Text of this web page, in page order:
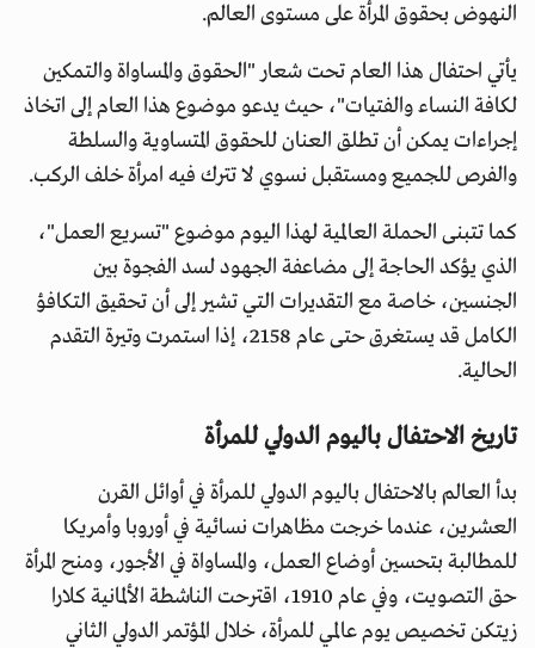
النهوض بحقوق المرأة على مستوى العالم.
يأتي احتفال هذا العام تحت شعار "الحقوق والمساواة والتمكين
لكافة النساء والفتيات"، حيث يدعو موضوع هذا العام إلى اتخاذ
إجراءات يمكن أن تطلق العنان للحقوق المتساوية والسلطة
والفرص للجميع ومستقبل نسوي لا تترك فيه امرأة خلف الركب.
كما تتبنى الحملة العالمية لهذا اليوم موضوع "تسريع العمل"،
الذي يؤكد الحاجة إلى مضاعفة الجهود لسد الفجوة بين
الجنسين، خاصة مع التقديرات التي تشير إلى أن تحقيق التكافؤ
الكامل قد يستغرق حتى عام 2158، إذا استمرت وتيرة التقدم
الحالية.
تاريخ الاحتفال باليوم الدولي للمرأة
بدأ العالم بالاحتفال باليوم الدولي للمرأة في أوائل القرن
العشرين، عندما خرجت مظاهرات نسائية في أوروبا وأمريكا
للمطالبة بتحسين أوضاع العمل، والمساواة في الأجور، ومنح المرأة
حق التصويت، وفي عام 1910، اقترحت الناشطة الألمانية كلارا
زيتكن تخصيص يوم عالمي للمرأة، خلال المؤتمر الدولي الثاني